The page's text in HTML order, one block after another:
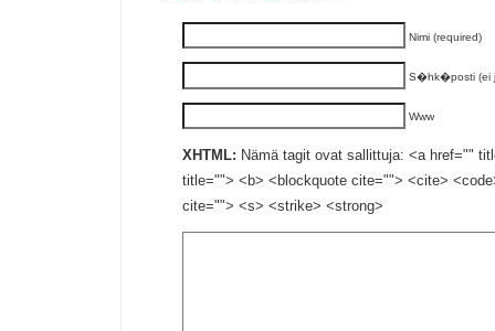
Nimi (required)
S�hk�posti (ei
Www
XHTML: Nämä tagit ovat sallittuja: <a href=""
title=""> <b> <blockquote cite=""> <cite>
cite=""> <s> <strike> <strong>